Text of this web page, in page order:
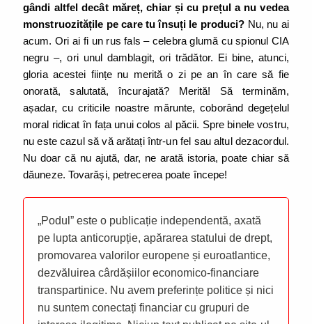
gândi altfel decât măreț, chiar și cu prețul a nu vedea
monstruozitățile pe care tu însuți le produci? Nu, nu ai
acum. Ori ai fi un rus fals – celebra glumă cu spionul CIA
negru –, ori unul damblagit, ori trădător. Ei bine, atunci,
gloria acestei ființe nu merită o zi pe an în care să fie
onorată, salutată, încurajată? Merită! Să terminăm,
așadar, cu criticile noastre mărunte, coborând degețelul
moral ridicat în fața unui colos al păcii. Spre binele vostru,
nu este cazul să vă arătați într-un fel sau altul dezacordul.
Nu doar că nu ajută, dar, ne arată istoria, poate chiar să
dăuneze. Tovarăși, petrecerea poate începe!
„Podul” este o publicație independentă, axată
pe lupta anticorupție, apărarea statului de drept,
promovarea valorilor europene și euroatlantice,
dezvăluirea cârdășiilor economico-financiare
transpartinice. Nu avem preferințe politice și nici
nu suntem conectați financiar cu grupuri de